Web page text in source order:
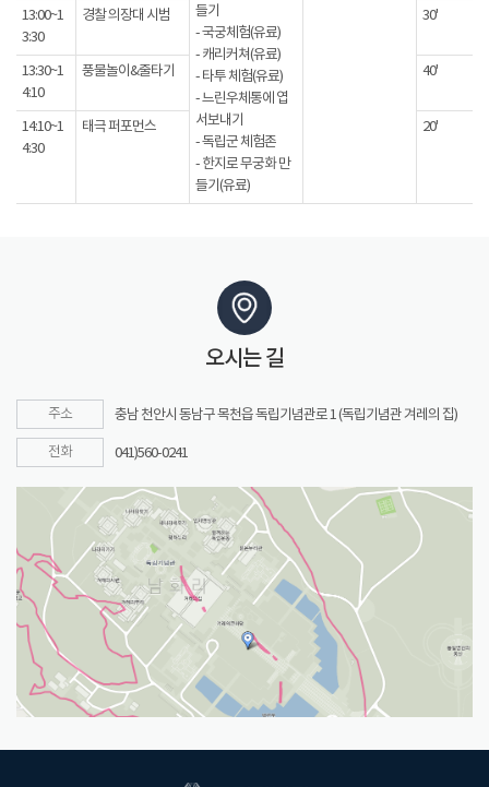
들기
- 국궁체험(유료)
- 캐리커쳐(유료)
- 타투 체험(유료)
- 느린우체통에 엽
서보내기
- 독립군 체험존
- 한지로 무궁화 만
들기(유료)
13:00~1
3:30
경찰 의장대 시범 30'
13:30~1
4:10
풍물놀이&줄타기 40'
14:10~1
4:30
태극 퍼포먼스 20'
오시는 길
주소 충남 천안시 동남구 목천읍 독립기념관로 1 (독립기념관 겨레의 집)
전화 041)560-0241